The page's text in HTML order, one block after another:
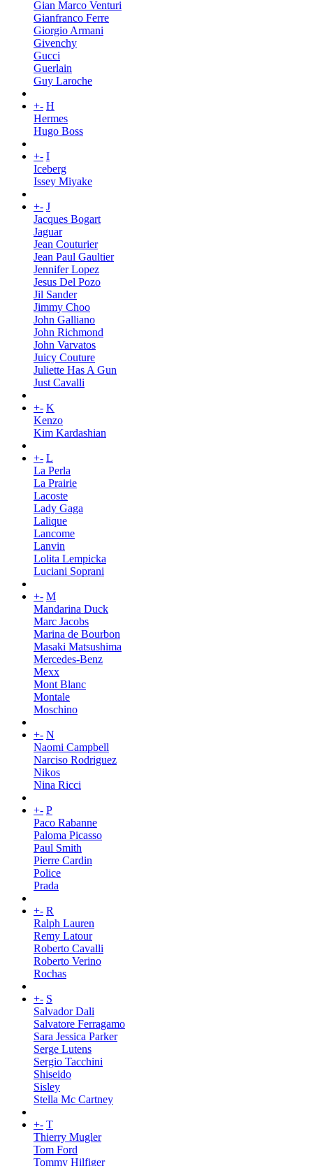
Gian Marco Venturi
Gianfranco Ferre
Giorgio Armani
Givenchy
Gucci
Guerlain
Guy Laroche
+- H
Hermes
Hugo Boss
+- I
Iceberg
Issey Miyake
+- J
Jacques Bogart
Jaguar
Jean Couturier
Jean Paul Gaultier
Jennifer Lopez
Jesus Del Pozo
Jil Sander
Jimmy Choo
John Galliano
John Richmond
John Varvatos
Juicy Couture
Juliette Has A Gun
Just Cavalli
+- K
Kenzo
Kim Kardashian
+- L
La Perla
La Prairie
Lacoste
Lady Gaga
Lalique
Lancome
Lanvin
Lolita Lempicka
Luciani Soprani
+- M
Mandarina Duck
Marc Jacobs
Marina de Bourbon
Masaki Matsushima
Mercedes-Benz
Mexx
Mont Blanc
Montale
Moschino
+- N
Naomi Campbell
Narciso Rodriguez
Nikos
Nina Ricci
+- P
Paco Rabanne
Paloma Picasso
Paul Smith
Pierre Cardin
Police
Prada
+- R
Ralph Lauren
Remy Latour
Roberto Cavalli
Roberto Verino
Rochas
+- S
Salvador Dali
Salvatore Ferragamo
Sara Jessica Parker
Serge Lutens
Sergio Tacchini
Shiseido
Sisley
Stella Mc Cartney
+- T
Thierry Mugler
Tom Ford
Tommy Hilfiger